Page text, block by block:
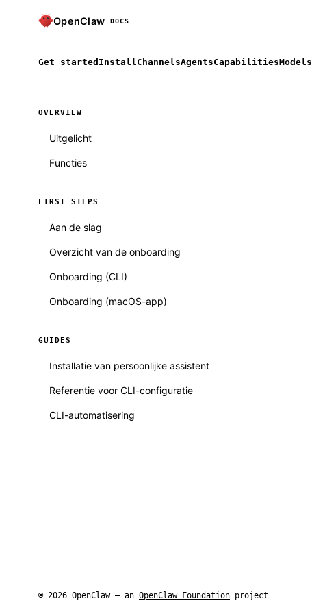
OpenClaw DOCS
Get started Install ChannelsAgentsCapabilitiesModels
OVERVIEW
Uitgelicht
Functies
FIRST STEPS
Aan de slag
Overzicht van de onboarding
Onboarding (CLI)
Onboarding (macOS-app)
GUIDES
Installatie van persoonlijke assistent
Referentie voor CLI-configuratie
CLI-automatisering
© 2026 OpenClaw — an OpenClaw Foundation project